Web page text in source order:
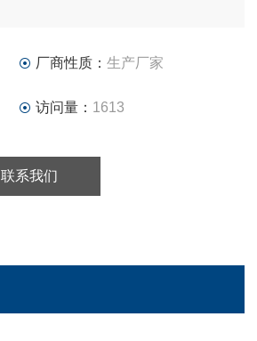
厂商性质： 生产厂家
访问量： 1613
联系我们